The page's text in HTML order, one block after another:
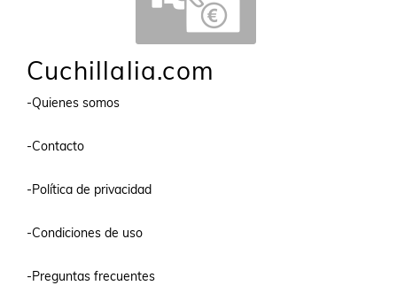
Cuchillalia.com
-Quienes somos
-Contacto
-Política de privacidad
-Condiciones de uso
-Preguntas frecuentes